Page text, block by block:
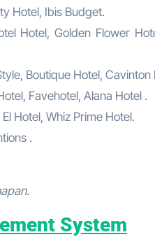
Hotel, Ibis Budget.
Hotel, Golden Flower
Boutique Hotel, Cavinton
Favehotel, Alana Hotel .
Hotel, Whiz Prime Hotel.
.
System